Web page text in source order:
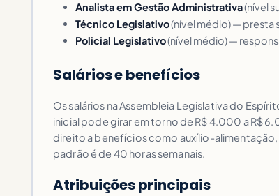
Analista em Gestão Administrativa(nível
Técnico Legislativo(nível médio) — presta
Policial Legislativo(nível médio) —
Salários e benefícios
Os salários na Assembleia Legislativa do
inicial pode girar em torno de R$ 4.000 a R$
direito a benefícios como auxílio-alimentação,
padrão é de 40 horas semanais.
Atribuições principais